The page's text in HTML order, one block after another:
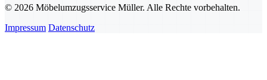
© 2026 Möbelumzugsservice Müller. Alle Rechte vorbehalten.
Impressum Datenschutz